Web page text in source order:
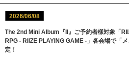
2026/06/08
The 2nd Mini Album『II』ご予約者様対象「
RPG - RIIZE PLAYING GAME -」各会場で「
定！